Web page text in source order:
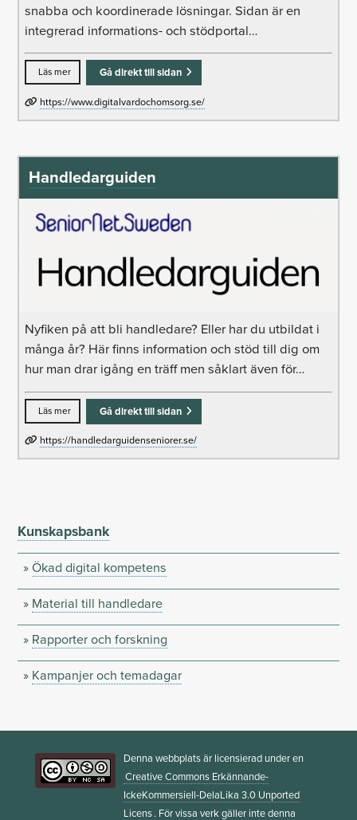
snabba och koordinerade lösningar. Sidan är en
integrerad informations- och stödportal…
Läs mer Gå direkt till sidan
https://www.digitalvardochomsorg.se/
Handledarguiden
Nyfiken på att bli handledare? Eller har du utbildat i
många år? Här finns information och stöd till dig om
hur man drar igång en träff men såklart även för…
Läs mer Gå direkt till sidan
https://handledarguidenseniorer.se/
Kunskapsbank
Ökad digital kompetens
Material till handledare
Rapporter och forskning
Kampanjer och temadagar
Denna webbplats är licensierad under en
Creative Commons Erkännande-
IckeKommersiell-DelaLika 3.0 Unported
Licens. För vissa verk gäller inte denna